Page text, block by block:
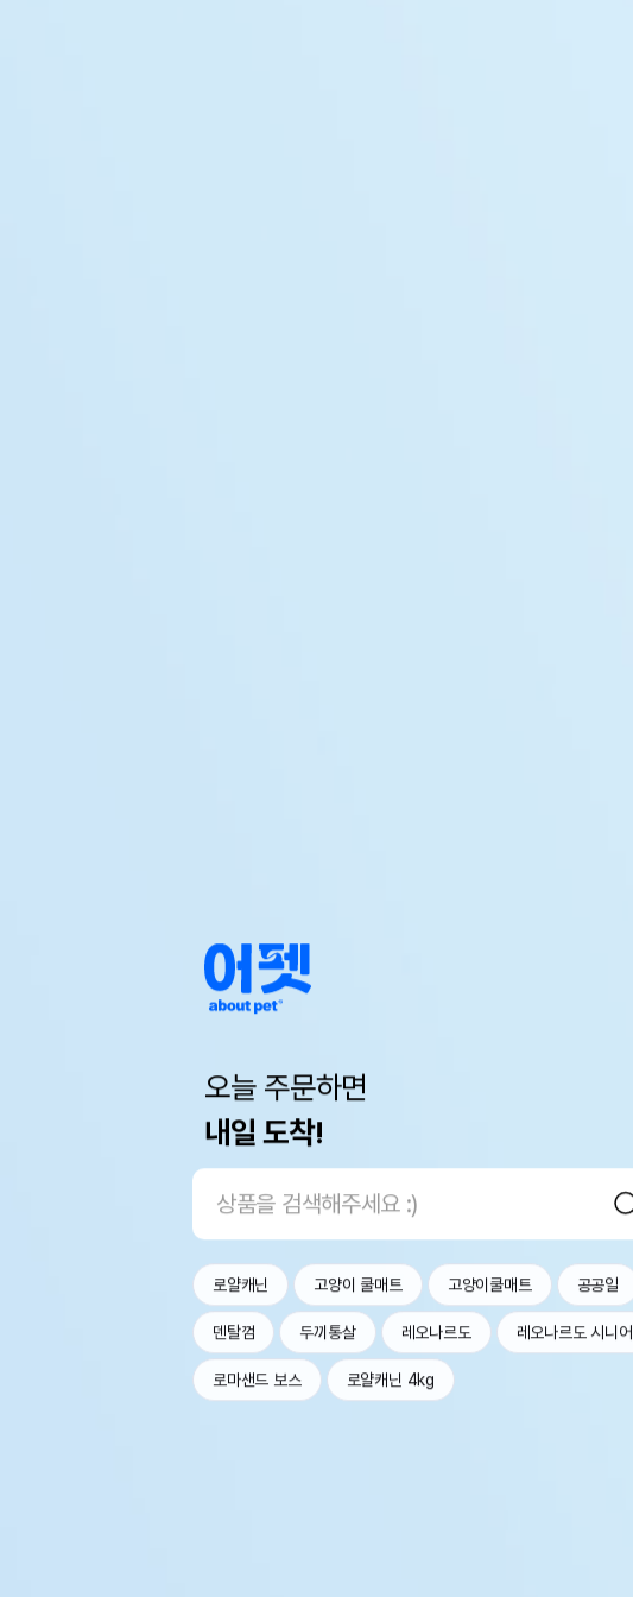
오늘 주문하면
내일 도착!
로얄캐닌 고양이 쿨매트 고양이쿨매트 공공일
덴탈껌 두끼통살 레오나르도 레오나르도 시니어
로마샌드 보스 로얄캐닌 4kg